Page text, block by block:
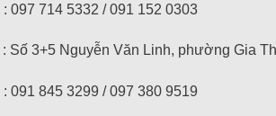
: 097 714 5332 / 091 152 0303
: Số 3+5 Nguyễn Văn Linh, phường Gia
: 091 845 3299 / 097 380 9519